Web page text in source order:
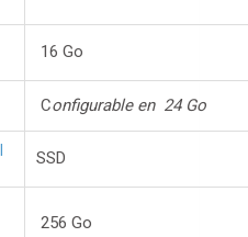
16 Go
Configurable en 24 Go
SSD
256 Go